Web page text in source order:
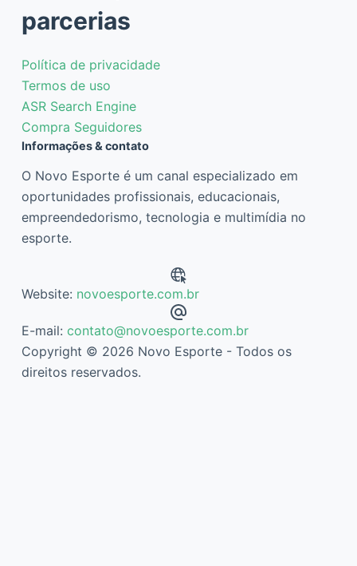
parcerias
Política de privacidade
Termos de uso
ASR Search Engine
Compra Seguidores
Informações & contato
O Novo Esporte é um canal especializado em
oportunidades profissionais, educacionais,
empreendedorismo, tecnologia e multimídia no
esporte.
Website: novoesporte.com.br
E-mail: contato@novoesporte.com.br
Copyright © 2026 Novo Esporte - Todos os
direitos reservados.